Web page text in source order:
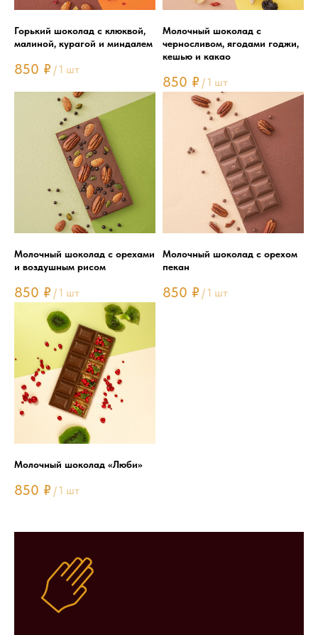
Горький шоколад с клюквой,
малиной, курагой и миндалем
850 ₽ /1 шт
Молочный шоколад с
черносливом, ягодами годжи,
кешью и какао
850 ₽ /1 шт
Молочный шоколад с орехами
и воздушным рисом
850 ₽ /1 шт
Молочный шоколад с орехом
пекан
850 ₽ /1 шт
Молочный шоколад «Люби»
850 ₽ /1 шт